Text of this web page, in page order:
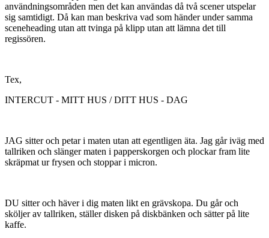
användningsområden men det kan användas då två scener utspelar
sig samtidigt. Då kan man beskriva vad som händer under samma
sceneheading utan att tvinga på klipp utan att lämna det till
regissören.
Tex,
INTERCUT - MITT HUS / DITT HUS - DAG
JAG sitter och petar i maten utan att egentligen äta. Jag går iväg med
tallriken och slänger maten i papperskorgen och plockar fram lite
skräpmat ur frysen och stoppar i micron.
DU sitter och häver i dig maten likt en grävskopa. Du går och
sköljer av tallriken, ställer disken på diskbänken och sätter på lite
kaffe.